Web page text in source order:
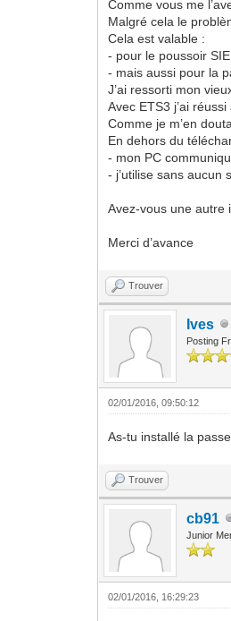
Comme vous me
Malgré cela le
Cela est valable :
- pour le poussoir
- mais aussi pour la
J’ai ressorti mon
Avec ETS3 j’ai
Comme je m’en
En dehors du
- mon PC
- j’utilise sans aucun
Avez-vous une autre
Merci d’avance
Trouver
Ives
Posting
02/01/2016, 09:50:12
As-tu installé la
Trouver
cb91
Junior
02/01/2016, 16:29:23